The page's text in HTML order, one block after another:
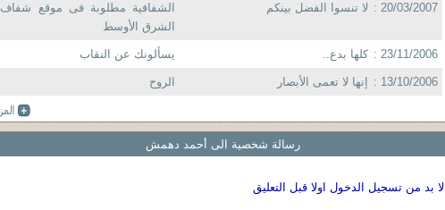
20/03/2007 : لا تنسوا الفضل بينكم
الشفافية مطلوبة فى موقع شفاف
الشرق الأوسط
23/11/2006 : كلها بدع.. يسألونك عن النقاب
13/10/2006 : إنها لا تعمى الأبصار الروح
رسالة شخصية الى أحمد دهمش
لا بد من تسجيل الدخول اولا قبل التعليق